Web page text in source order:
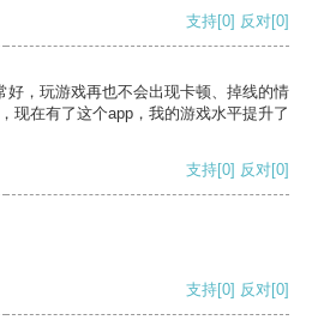
支持[0] 反对[0]
好，玩游戏再也不会出现卡顿、掉线的情
现在有了这个app，我的游戏水平提升了
支持[0] 反对[0]
支持[0] 反对[0]